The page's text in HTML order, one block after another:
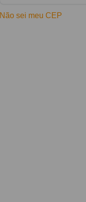
Não sei meu CEP